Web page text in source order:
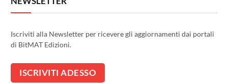
Iscriviti alla Newsletter per ricevere gli aggiornamenti dai portali
di BitMAT Edizioni.